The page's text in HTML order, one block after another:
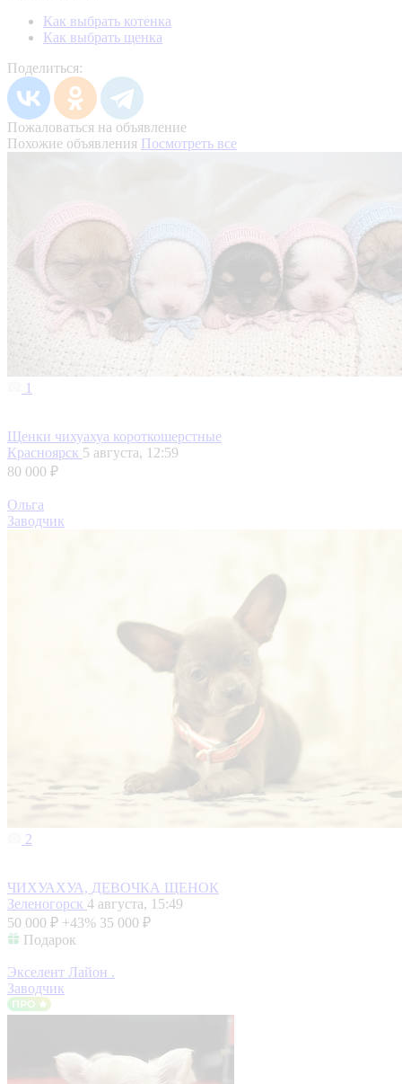
Как выбрать котенка
Как выбрать щенка
Поделиться:
Пожаловаться на объявление
Похожие объявления Посмотреть все
1
Щенки чихуахуа короткошерстные
Красноярск 5 августа, 12:59
80 000 ₽
Ольга
Заводчик
2
ЧИХУАХУА, ДЕВОЧКА ЩЕНОК
Зеленогорск 4 августа, 15:49
50 000 ₽ +43% 35 000 ₽
Подарок
Экселент Лайон .
Заводчик